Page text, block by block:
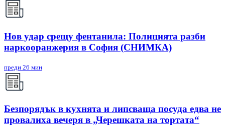
Нов удар срещу фентанила: Полицията разби
наркооранжерия в София (СНИМКА)
преди 26 мин
Безпорядък в кухнята и липсваща посуда едва не
провалиха вечеря в „Черешката на тортата“